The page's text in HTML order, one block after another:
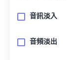
音訊淡入
音頻淡出